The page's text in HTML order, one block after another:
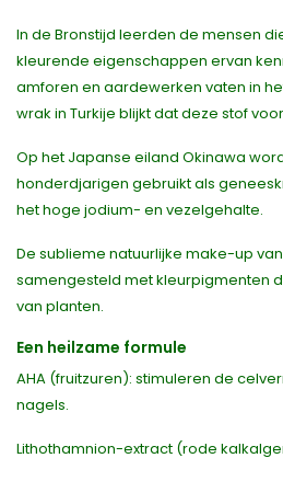
In de Bronstijd leerden de mensen
kleurende eigenschappen ervan
amforen en aardewerken vaten in
wrak in Turkije blijkt dat deze stof
Op het Japanse eiland Okinawa
honderdjarigen gebruikt als
het hoge jodium- en vezelgehalte.
De sublieme natuurlijke make-up van
samengesteld met kleurpigmenten
van planten.
Een heilzame formule
AHA (fruitzuren): stimuleren de
nagels.
Lithothamnion-extract (rode